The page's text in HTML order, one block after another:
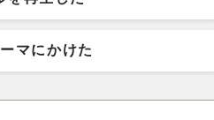
マにかけた